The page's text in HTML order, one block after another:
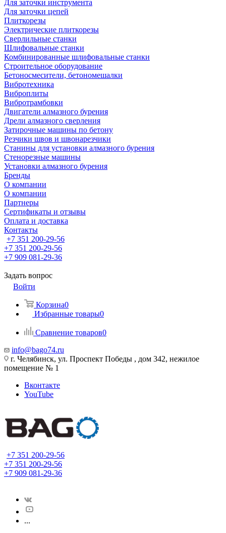
Для заточки инструмента
Для заточки цепей
Плиткорезы
Электрические плиткорезы
Сверлильные станки
Шлифовальные станки
Комбинированные шлифовальные станки
Строительное оборудование
Бетоносмесители, бетономешалки
Вибротехника
Виброплиты
Вибротрамбовки
Двигатели алмазного бурения
Дрели алмазного сверления
Затирочные машины по бетону
Резчики швов и швонарезчики
Станины для установки алмазного бурения
Стенорезные машины
Установки алмазного бурения
Бренды
О компании
О компании
Партнеры
Cертификаты и отзывы
Оплата и доставка
Контакты
+7 351 200-29-56
+7 351 200-29-56
+7 909 081-29-36
Задать вопрос
Войти
Корзина0
Избранные товары0
Сравнение товаров0
info@bago74.ru
г. Челябинск, ул. Проспект Победы , дом 342, нежилое
помещение № 1
Вконтакте
YouTube
+7 351 200-29-56
+7 351 200-29-56
+7 909 081-29-36
...